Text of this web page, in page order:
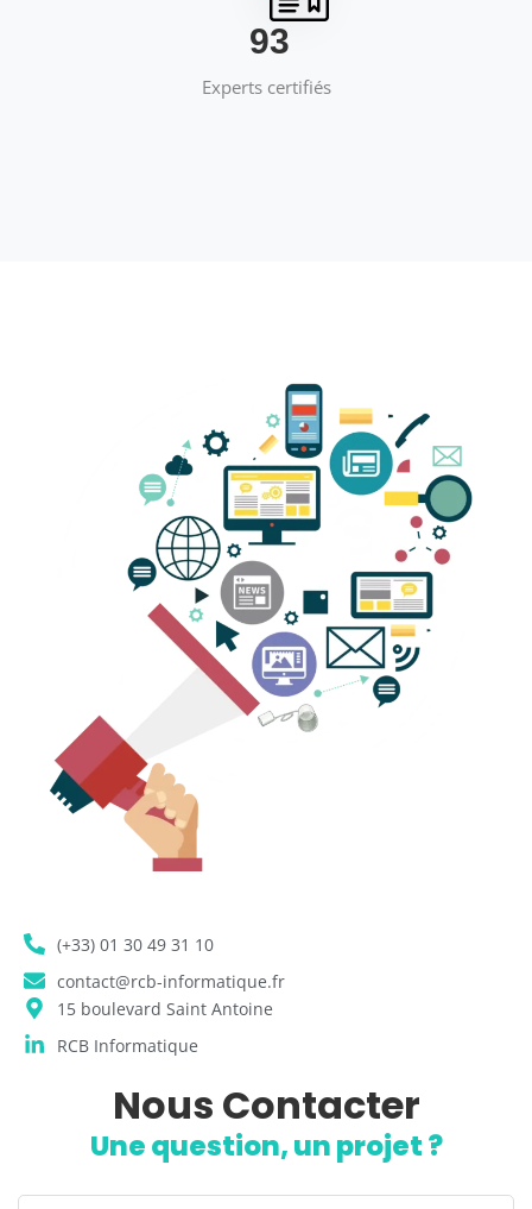
95
(+33) 01 30 49 31 10
contact@rcb-informatique.fr
15 boulevard Saint Antoine
Nous Contacter